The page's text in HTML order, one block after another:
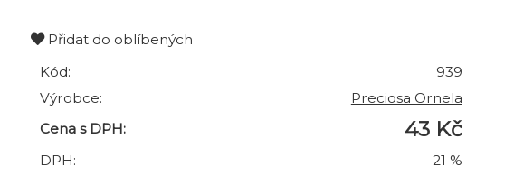
Přidat do oblíbených
Kód:
939
Výrobce:
Preciosa Ornela
Cena s DPH:
43 Kč
DPH:
21 %